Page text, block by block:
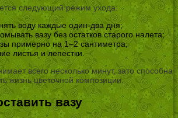
следующий режим ухода:
воду каждые один-два дня;
вазу без остатков старого налета;
примерно на 1–2 сантиметра;
листья и лепестки.
всего несколько минут, зато способна
жизнь цветочной композиции.
вазу